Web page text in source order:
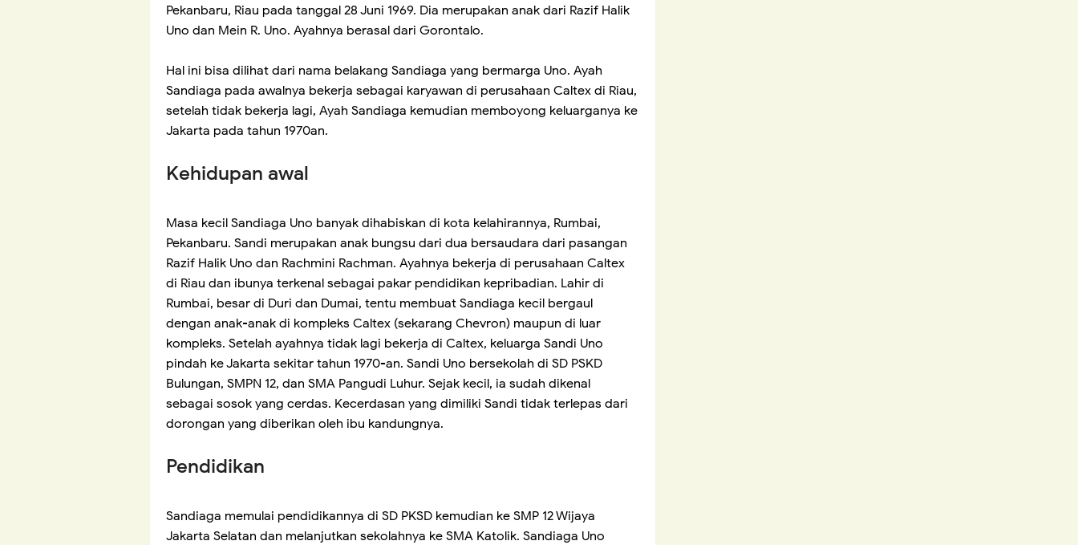
Pekanbaru, Riau pada tanggal 28 Juni 1969. Dia merupakan anak dari Razif Halik
Uno dan Mein R. Uno. Ayahnya berasal dari Gorontalo.
Hal ini bisa dilihat dari nama belakang Sandiaga yang bermarga Uno. Ayah
Sandiaga pada awalnya bekerja sebagai karyawan di perusahaan Caltex di Riau,
setelah tidak bekerja lagi, Ayah Sandiaga kemudian memboyong keluarganya ke
Jakarta pada tahun 1970an.
Kehidupan awal
Masa kecil Sandiaga Uno banyak dihabiskan di kota kelahirannya, Rumbai,
Pekanbaru. Sandi merupakan anak bungsu dari dua bersaudara dari pasangan
Razif Halik Uno dan Rachmini Rachman. Ayahnya bekerja di perusahaan Caltex
di Riau dan ibunya terkenal sebagai pakar pendidikan kepribadian. Lahir di
Rumbai, besar di Duri dan Dumai, tentu membuat Sandiaga kecil bergaul
dengan anak-anak di kompleks Caltex (sekarang Chevron) maupun di luar
kompleks. Setelah ayahnya tidak lagi bekerja di Caltex, keluarga Sandi Uno
pindah ke Jakarta sekitar tahun 1970-an. Sandi Uno bersekolah di SD PSKD
Bulungan, SMPN 12, dan SMA Pangudi Luhur. Sejak kecil, ia sudah dikenal
sebagai sosok yang cerdas. Kecerdasan yang dimiliki Sandi tidak terlepas dari
dorongan yang diberikan oleh ibu kandungnya.
Pendidikan
Sandiaga memulai pendidikannya di SD PKSD kemudian ke SMP 12 Wijaya
Jakarta Selatan dan melanjutkan sekolahnya ke SMA Katolik. Sandiaga Uno